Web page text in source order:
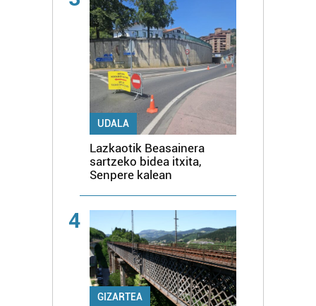
UDALA
Lazkaotik Beasainera
sartzeko bidea itxita,
Senpere kalean
4
GIZARTEA